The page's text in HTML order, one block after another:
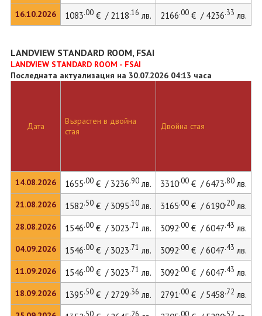
16.10.2026
1083.00€ / 2118.16 лв. 2166.00€ / 4236.33 лв.
LANDVIEW STANDARD ROOM, FSAI
LANDVIEW STANDARD ROOM - FSAI
Последната актуализация на 30.07.2026 04:13 часа
Дата
14.08.2026
21.08.2026
28.08.2026
04.09.2026
11.09.2026
18.09.2026
Възрастен в двойна
стая
Двойна стая
1655.00€ / 3236.90лв. 3310.00€ / 6473.80лв.
1582.50€ / 3095.10лв. 3165.00€ / 6190.20лв.
1546.00€ / 3023.71 лв. 3092.00€ / 6047.43 лв.
1546.00€ / 3023.71 лв. 3092.00€ / 6047.43 лв.
1546.00€ / 3023.71 лв. 3092.00€ / 6047.43 лв.
1395.50€ / 2729.36 лв. 2791.00€ / 5458.72 лв.
.50 .26 .00 .52